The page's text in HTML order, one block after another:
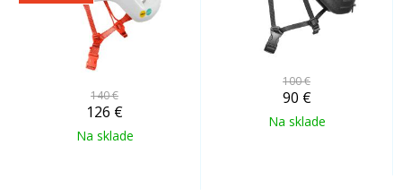
140 €
126 €
Na sklade
100 €
90 €
Na sklade